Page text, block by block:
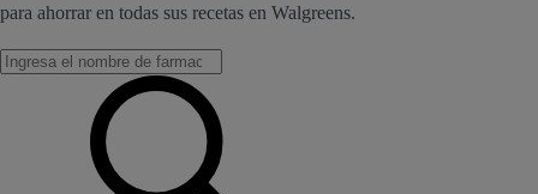
para ahorrar en todas sus recetas en Walgreens.